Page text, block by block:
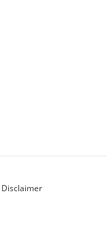
Disclaimer